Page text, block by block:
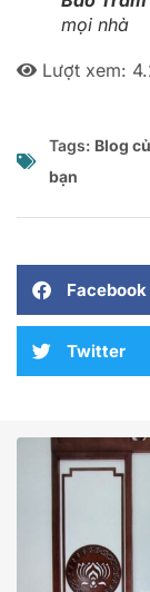
mọi nhà
Lượt xem:
Tags: Blog
bạn
Facebook
Twitter